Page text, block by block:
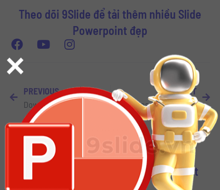
Theo dõi 9Slide để tải thêm nhiều Slide
Powerpoint đẹp
PREVIOUS
Download Slide Powerpoint Tuyệt Đẹp Tôn Vinh Ngày Phụ Nữ Việt Nam 20-10
NEXT
Download Slide Powerpoint Tuyệt Đẹp Tri Ân Ngày Nhà Giáo Việt Nam 20-11
Download Other Template Powerpoint
×